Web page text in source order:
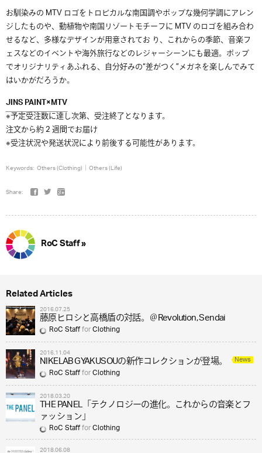
お馴染みの MTV ロゴをトロピカルな南国調やポップな幾何学調にアレン
ジしたものや、動植物や南国リゾートモチーフに MTV のロゴを組み合わ
せるなど、多様なデザインが用意されてお り、これからの季節、音楽フ
ェスなどのイベントや海外旅行などのレジャーシーンにも最適。ポップ
でオリジナリティあふれる、自分好みの“差がつく”メガネを楽しんでみて
はいかがだろうか。
JINS PAINT×MTV
※予定受注数に達し次第、受注終了となります。
注文から約 2 週間でお届け
※受注状況や発送状況により前後する可能性があります。
Keywords: Others (Clothing) Others (Life)
Share:
RoC Staff »
Related Articles
2016.07.25
藤原ヒロシと高橋盾の対話。＠Revolution, Sendai
RoC StaffforClothing
2016.11.04
NIKELAB GYAKUSOUの新作コレクションが登場。 News
RoC StaffforClothing
2018.03.20
THE PANEL「テクノロジーの進化。これからの音楽とフ
ァッション」
RoC StaffforClothing
2018.06.08